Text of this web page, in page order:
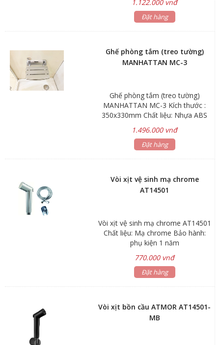
Chịu trọng lượng: 130Kg Bảo hành:
2 năm
1.122.000 vnđ
Đặt hàng
Ghế phòng tắm (treo tường)
MANHATTAN MC-3
Ghế phòng tắm (treo tường)
MANHATTAN MC-3 Kích thước :
350x330mm Chất liệu: Nhựa ABS
lượng: 150Kg Bảo hành: 2 năm
1.496.000 vnđ
Đặt hàng
Vòi xịt vệ sinh mạ chrome
AT14501
Vòi xịt vệ sinh mạ chrome AT14501
Chất liệu: Mạ chrome Bảo hành:
phụ kiện 1 năm
770.000 vnđ
Đặt hàng
Vòi xịt bồn cầu ATMOR AT14501-
MB